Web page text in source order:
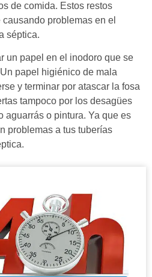
de comida. Estos restos
problemas en el
séptica.
un papel en el inodoro que se
papel higiénico de mala
y terminar por atascar la fosa
tampoco por los desagües
aguarrás o pintura. Ya que es
problemas a tus tuberías